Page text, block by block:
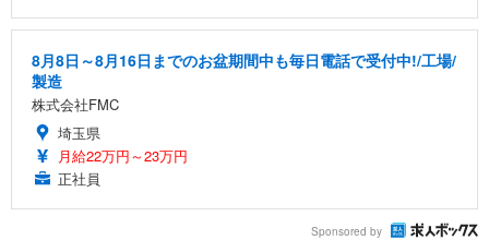
8月8日～8月16日までのお盆期間中も毎日電話で受付中!/工場/
製造
株式会社FMC
埼玉県
月給22万円～23万円
正社員
Sponsored by